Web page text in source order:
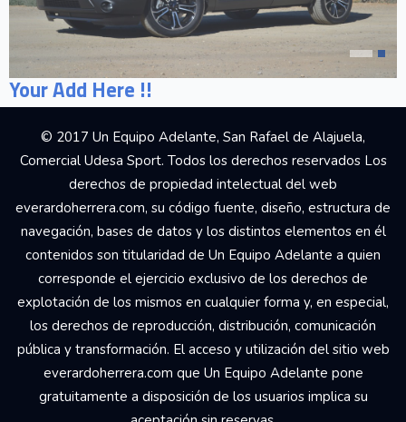
Your Add Here !!
© 2017 Un Equipo Adelante, San Rafael de Alajuela,
Comercial Udesa Sport. Todos los derechos reservados Los
derechos de propiedad intelectual del web
everardoherrera.com, su código fuente, diseño, estructura de
navegación, bases de datos y los distintos elementos en él
contenidos son titularidad de Un Equipo Adelante a quien
corresponde el ejercicio exclusivo de los derechos de
explotación de los mismos en cualquier forma y, en especial,
los derechos de reproducción, distribución, comunicación
pública y transformación. El acceso y utilización del sitio web
everardoherrera.com que Un Equipo Adelante pone
gratuitamente a disposición de los usuarios implica su